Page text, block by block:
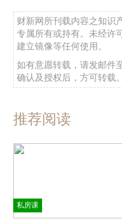
财新网所刊载内容之知识
专属所有或持有。未经许
建立镜像等任何使用。
如有意愿转载，请发邮件
确认及授权后，方可转载。
推荐阅读
私房课